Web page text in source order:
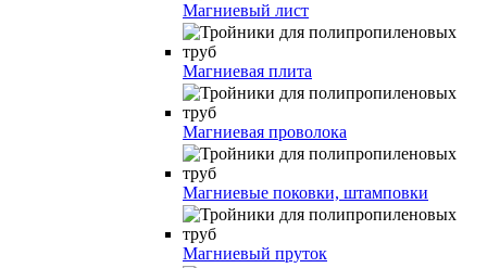
Магниевый лист
Магниевая плита
Магниевая проволока
Магниевые поковки, штамповки
Магниевый пруток